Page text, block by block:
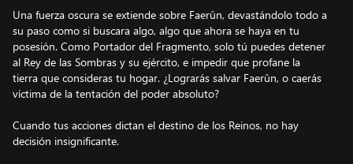
Una fuerza oscura se extiende sobre Faerûn, devastándolo todo a
su paso como si buscara algo, algo que ahora se haya en tu
posesión. Como Portador del Fragmento, solo tú puedes detener
al Rey de las Sombras y su ejército, e impedir que profane la
tierra que consideras tu hogar. ¿Lograrás salvar Faerûn, o caerás
víctima de la tentación del poder absoluto?
Cuando tus acciones dictan el destino de los Reinos, no hay
decisión insignificante.